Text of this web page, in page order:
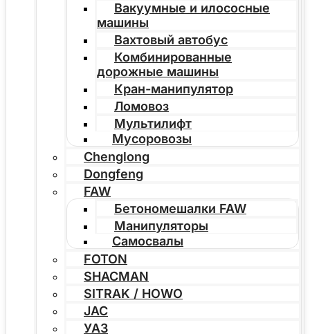
Вакуумные и илососные
машины
Вахтовый автобус
Комбинированные
дорожные машины
Кран-манипулятор
Ломовоз
Мультилифт
Мусоровозы
Chenglong
Dongfeng
FAW
Бетономешалки FAW
Манипуляторы
Самосвалы
FOTON
SHACMAN
SITRAK / HOWO
JAC
УАЗ